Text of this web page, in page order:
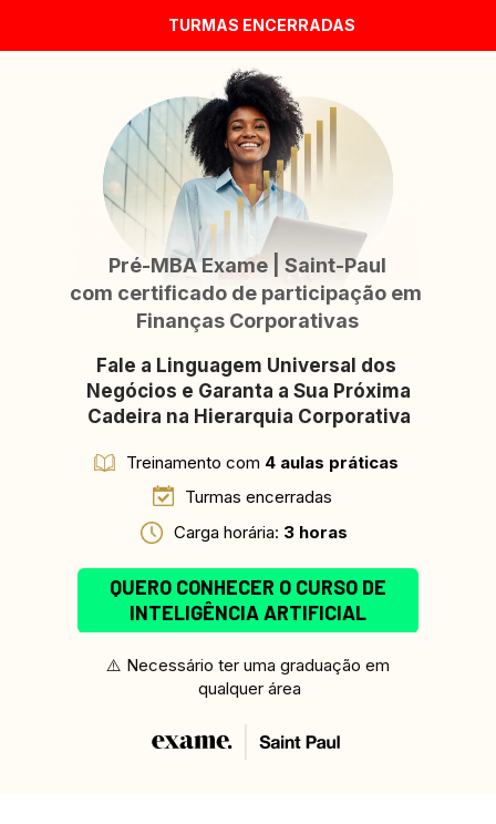
TURMAS ENCERRADAS
​​Pré-MBA Exame | Saint-Paul
com certificado de participação em
Finanças Corporativas
Fale a Linguagem Universal dos
Negócios e Garanta a Sua Próxima
Cadeira na Hierarquia Corporativa
Treinamento com 4 aulas práticas
Turmas encerradas
Carga horária: 3 horas
QUERO CONHECER O CURSO DE
INTELIGÊNCIA ARTIFICIAL
⚠️ Necessário ter uma graduação em
qualquer área